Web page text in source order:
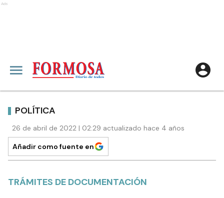
Ads
POLÍTICA
26 de abril de 2022 | 02:29 actualizado hace 4 años
Añadir como fuente en
TRÁMITES DE DOCUMENTACIÓN